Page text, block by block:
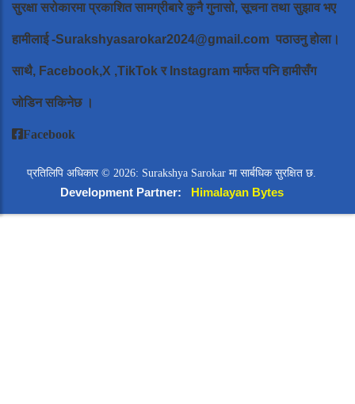
सुरक्षा सरोकारमा प्रकाशित सामग्रीबारे कुनै गुनासो, सूचना तथा सुझाव भए
हामीलाई-Surakshyasarokar2024@gmail.com पठाउनु होला।
साथै, Facebook,X ,TikTok र Instagram मार्फत पनि हामीसँग
जोडिन सकिनेछ ।
Facebook
प्रतिलिपि अधिकार © 2026: Surakshya Sarokar मा सार्बधिक सुरक्षित छ.
Development Partner: Himalayan Bytes